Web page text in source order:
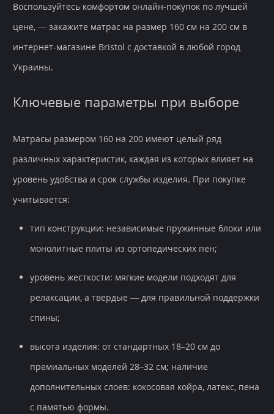
Воспользуйтесь комфортом онлайн-покупок по лучшей
цене, — закажите матрас на размер 160 см на 200 см в
интернет-магазине Bristol с доставкой в любой город
Украины.
Ключевые параметры при выборе
Матрасы размером 160 на 200 имеют целый ряд
различных характеристик, каждая из которых влияет на
уровень удобства и срок службы изделия. При покупке
учитывается:
тип конструкции: независимые пружинные блоки или
монолитные плиты из ортопедических пен;
уровень жесткости: мягкие модели подходят для
релаксации, а твердые — для правильной поддержки
спины;
высота изделия: от стандартных 18–20 см до
премиальных моделей 28–32 см; наличие
дополнительных слоев: кокосовая койра, латекс, пена
с памятью формы.